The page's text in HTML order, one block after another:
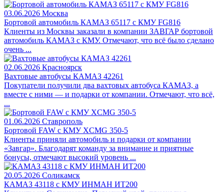
03.06.2026 Москва
Бортовой автомобиль КАМАЗ 65117 с КМУ FG816
Клиенты из Москвы заказали в компании ЗАВГАР бортовой
автомобиль КАМАЗ с КМУ. Отмечают, что всё было сделано
очень ...
02.06.2026 Красноярск
Вахтовые автобусы КАМАЗ 42261
Покупатели получили два вахтовых автобуса КАМАЗ, а
вместе с ними — и подарки от компании. Отмечают, что всё,
...
01.06.2026 Ставрополь
Бортовой FAW c КМУ XCMG 350-5
Клиенты приняли автомобиль и подарки от компании
«Завгар». Благодарят команду за внимание и приятные
бонусы, отмечают высокий уровень ...
20.05.2026 Соликамск
КАМАЗ 43118 с КМУ ИНМАН ИТ200